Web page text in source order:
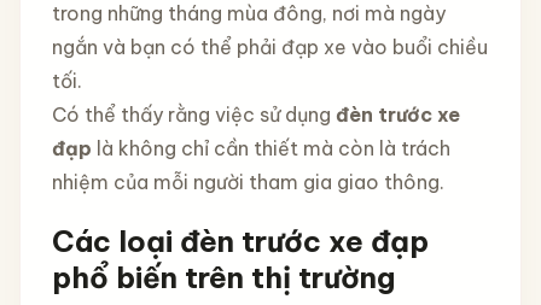
trong những tháng mùa đông, nơi mà ngày
ngắn và bạn có thể phải đạp xe vào buổi chiều
tối.
Có thể thấy rằng việc sử dụng đèn trước xe
đạp là không chỉ cần thiết mà còn là trách
nhiệm của mỗi người tham gia giao thông.
Các loại đèn trước xe đạp
phổ biến trên thị trường